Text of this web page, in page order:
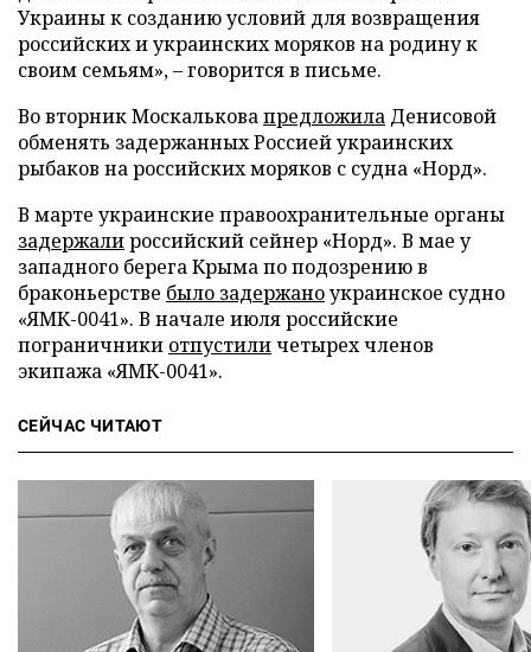
Украины к созданию условий для возвращения
российских и украинских моряков на родину к
своим семьям», – говорится в письме.
Во вторник Москальковапредложила Денисовой
обменять задержанных Россией украинских
рыбаков на российских моряков с судна «Норд».
В марте украинские правоохранительные органы
задержалироссийский сейнер «Норд». В мае у
западного берега Крыма по подозрению в
браконьерстве было задержаноукраинское судно
«ЯМК-0041». В начале июля российские
пограничники отпустиличетырех членов
экипажа «ЯМК-0041».
СЕЙЧАС ЧИТАЮТ